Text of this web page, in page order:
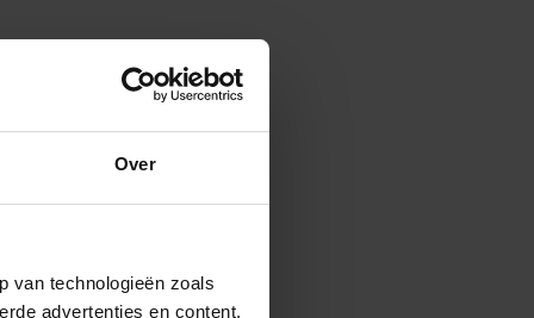
Over
van technologieën zoals
advertenties en content,
te voelen
Met de Santé nieuwsbrief ontvang je elke
balans te voelen.